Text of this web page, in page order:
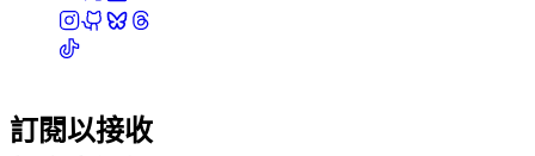
訂閱以接收